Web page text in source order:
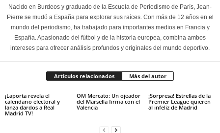
Nacido en Burdeos y graduado de la Escuela de Periodismo de París, Jean-
Pierre se mudó a España para explorar sus raíces. Con más de 12 años en el
mundo del periodismo, ha trabajado para importantes medios en Francia y
España. Apasionado del fútbol y de la historia europea, combina ambos
intereses para ofrecer análisis profundos y originales del mundo deportivo.
Artículos relacionados Más del autor
¡Laporta revela el
calendario electoral y
lanza dardos a Real
Madrid TV!
OM Mercato: Un ojeador
del Marsella firma con el
Valencia
¡Sorpresa! Estrellas de la
Premier League quieren
al infeliz de Madrid